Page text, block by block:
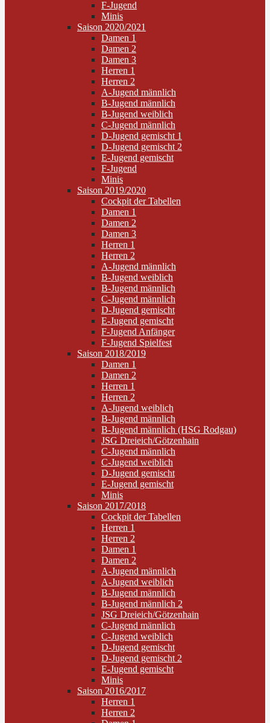
F-Jugend
Minis
Saison 2020/2021
Damen 1
Damen 2
Damen 3
Herren 1
Herren 2
A-Jugend männlich
B-Jugend männlich
B-Jugend weiblich
C-Jugend männlich
D-Jugend gemischt 1
D-Jugend gemischt 2
E-Jugend gemischt
F-Jugend
Minis
Saison 2019/2020
Cockpit der Tabellen
Damen 1
Damen 2
Damen 3
Herren 1
Herren 2
A-Jugend männlich
B-Jugend weiblich
B-Jugend männlich
C-Jugend männlich
D-Jugend gemischt
E-Jugend gemischt
F-Jugend Anfänger
F-Jugend Spielfest
Saison 2018/2019
Damen 1
Damen 2
Herren 1
Herren 2
A-Jugend weiblich
B-Jugend männlich
B-Jugend männlich (HSG Rodgau)
JSG Dreieich/Götzenhain
C-Jugend männlich
C-Jugend weiblich
D-Jugend gemischt
E-Jugend gemischt
Minis
Saison 2017/2018
Cockpit der Tabellen
Herren 1
Herren 2
Damen 1
Damen 2
A-Jugend männlich
A-Jugend weiblich
B-Jugend männlich
B-Jugend männlich 2
JSG Dreieich/Götzenhain
C-Jugend männlich
C-Jugend weiblich
D-Jugend gemischt
D-Jugend gemischt 2
E-Jugend gemischt
Minis
Saison 2016/2017
Herren 1
Herren 2